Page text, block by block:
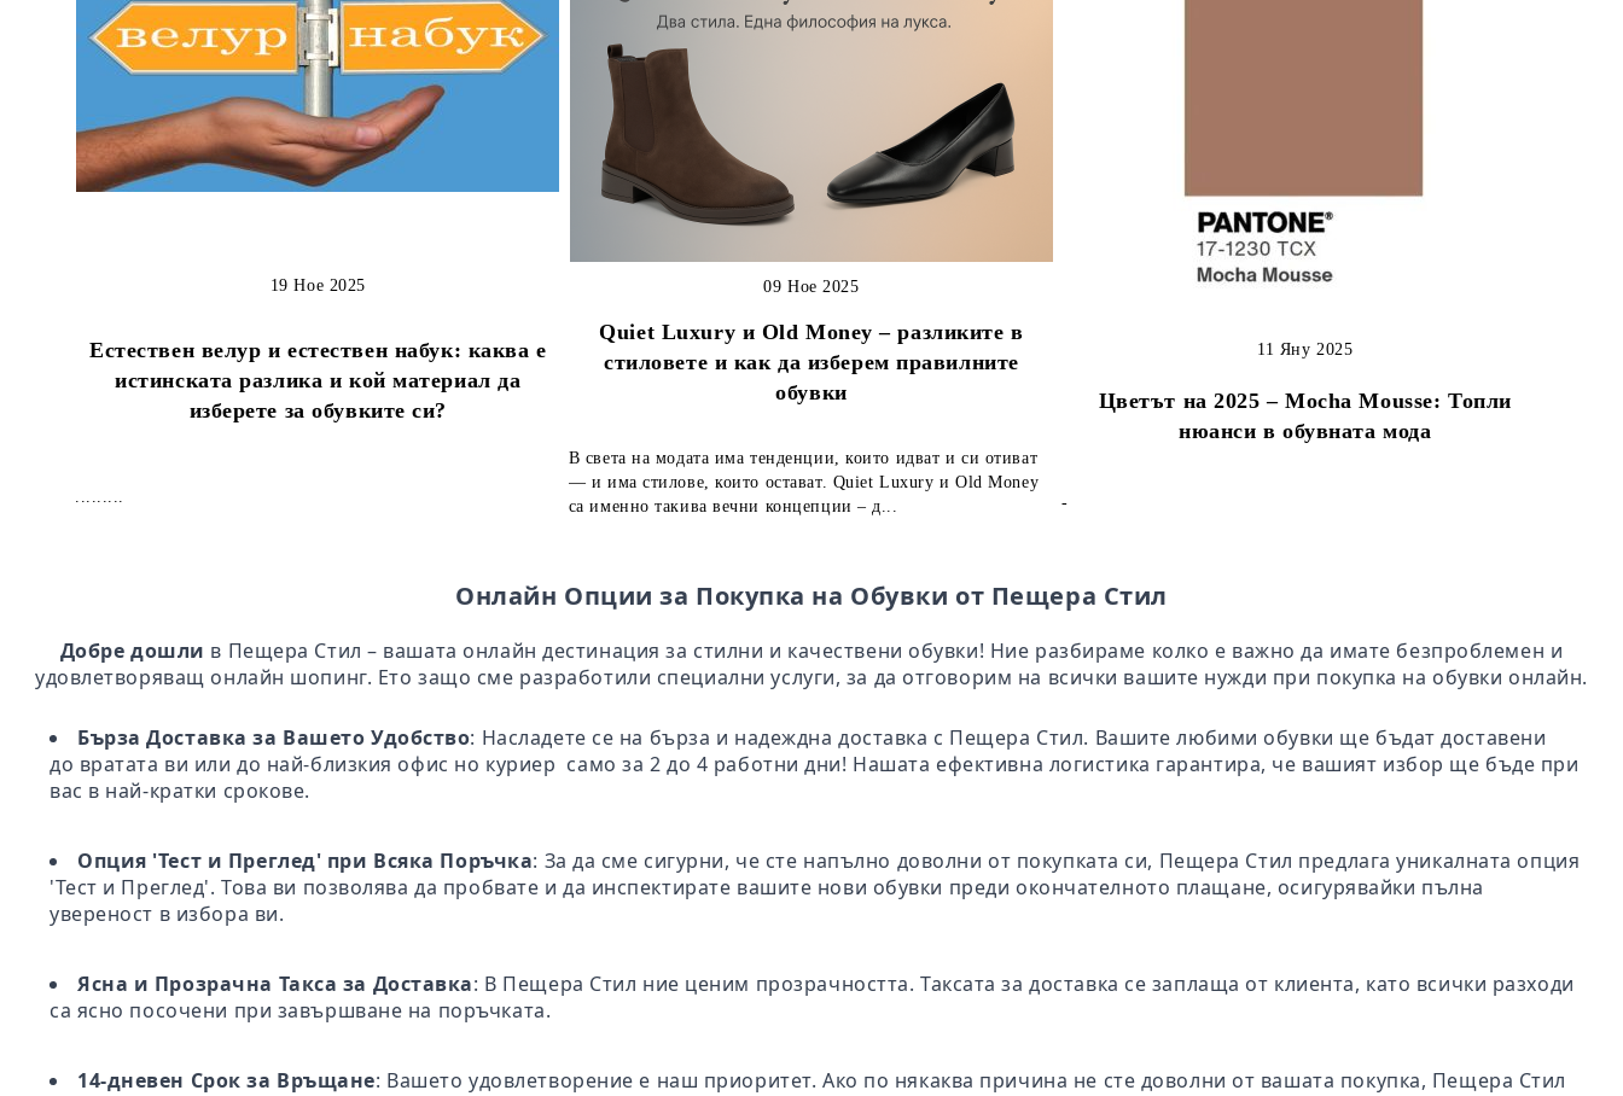
Естествен велур и естествен набук: каква е
истинската разлика и кой материал да
изберете за обувките си?
19 Ное 2025
Quiet Luxury и Old Money – разликите в
стиловете и как да изберем правилните
обувки
09 Ное 2025
В света на модата има тенденции, които идват и си отиват
— и има стилове, които остават. Quiet Luxury и Old Money
са именно такива вечни концепции – д...
Цветът на 2025 – Mocha Mousse: Топли
нюанси в обувната мода
11 Яну 2025
-
Онлайн Опции за Покупка на Обувки от Пещера Стил
Добре дошли в Пещера Стил – вашата онлайн дестинация за стилни и качествени обувки! Ние разбираме колко е важно да имате безпроблемен и
удовлетворяващ онлайн шопинг. Ето защо сме разработили специални услуги, за да отговорим на всички вашите нужди при покупка на обувки онлайн.
Бърза Доставка за Вашето Удобство: Насладете се на бърза и надеждна доставка с Пещера Стил. Вашите любими обувки ще бъдат доставени
до вратата ви или до най-близкия офис но куриер само за 2 до 4 работни дни! Нашата ефективна логистика гарантира, че вашият избор ще бъде при
вас в най-кратки срокове.
Опция 'Тест и Преглед' при Всяка Поръчка: За да сме сигурни, че сте напълно доволни от покупката си, Пещера Стил предлага уникалната опция
'Тест и Преглед'. Това ви позволява да пробвате и да инспектирате вашите нови обувки преди окончателното плащане, осигурявайки пълна
увереност в избора ви.
Ясна и Прозрачна Такса за Доставка: В Пещера Стил ние ценим прозрачността. Таксата за доставка се заплаща от клиента, като всички разходи
са ясно посочени при завършване на поръчката.
14-дневен Срок за Връщане: Вашето удовлетворение е наш приоритет. Ако по някаква причина не сте доволни от вашата покупка, Пещера Стил